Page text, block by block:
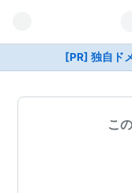
[PR] 独自ド
こ